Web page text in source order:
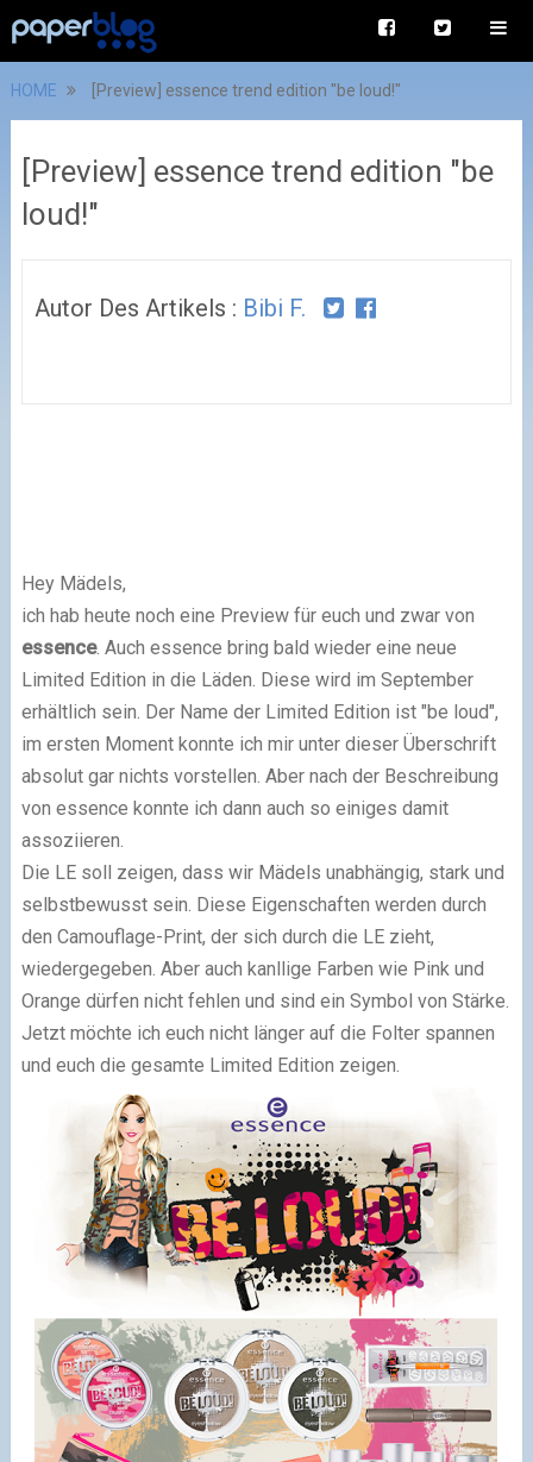
HOME [Preview] essence trend edition "be loud!"
[Preview] essence trend edition "be
loud!"
Autor Des Artikels : Bibi F.
Hey Mädels,
ich hab heute noch eine Preview für euch und zwar von
essence. Auch essence bring bald wieder eine neue
Limited Edition in die Läden. Diese wird im September
erhältlich sein. Der Name der Limited Edition ist "be loud",
im ersten Moment konnte ich mir unter dieser Überschrift
absolut gar nichts vorstellen. Aber nach der Beschreibung
von essence konnte ich dann auch so einiges damit
assoziieren.
Die LE soll zeigen, dass wir Mädels unabhängig, stark und
selbstbewusst sein. Diese Eigenschaften werden durch
den Camouflage-Print, der sich durch die LE zieht,
wiedergegeben. Aber auch kanllige Farben wie Pink und
Orange dürfen nicht fehlen und sind ein Symbol von Stärke.
Jetzt möchte ich euch nicht länger auf die Folter spannen
und euch die gesamte Limited Edition zeigen.